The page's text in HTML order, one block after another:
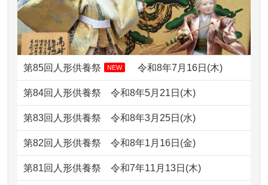
ました。 ...
2026/07/069年間自由が丘店を見守ってくれてあり
がとう。
2026/07/05しっかりとお人形たちの供養をしてい
ただけると...
2026/06/30 長年大事にしてきた雛人形です、供養
していただ...
2026/06/29ガラスケースのまま引き取ってくださ
2024/01/13お雛様のセットを供養・処分したいの
ですが、お雛様とお内裏様だ...
2024/01/13供養申込みの後、供養祭までお人形は
どうなってるのですか？
2024/01/13会社のようですが、きちんと供養して
第85回人形供養祭 NEW 令和8年7月16日(木)
第84回人形供養祭令和8年5月21日(木)
第83回人形供養祭令和8年3月25日(水)
第82回人形供養祭令和8年1月16日(金)
第81回人形供養祭令和7年11月13日(木)